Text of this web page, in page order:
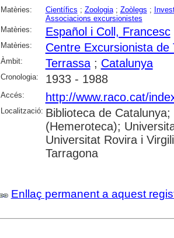
Matèries: Científics ; Zoologia; Zoòlegs ;
Associacions excursionistes
Matèries:
Español i Coll, Francesc
Matèries: Centre Excursionista de
Àmbit: Terrassa; Catalunya
Cronologia: 1933 - 1988
Accés: http://www.raco.cat/
Localització: Biblioteca de
(Hemeroteca);
Universitat Rovira i
Tarragona
Enllaç permanent a aquest